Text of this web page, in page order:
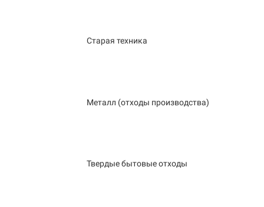
Старая техника
Металл (отходы производства)
Твердые бытовые отходы